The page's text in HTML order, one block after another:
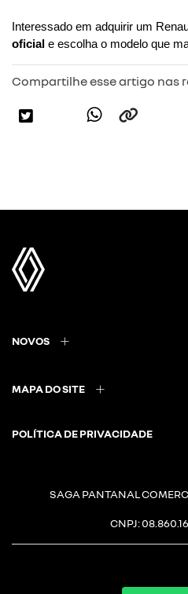
Interessado em adquirir um
oficial e escolha o modelo que
Compartilhe esse artigo nas
NOVOS
MAPA DO SITE
POLÍTICA DE PRIVACIDADE
SAGA PANTANAL
CNPJ: